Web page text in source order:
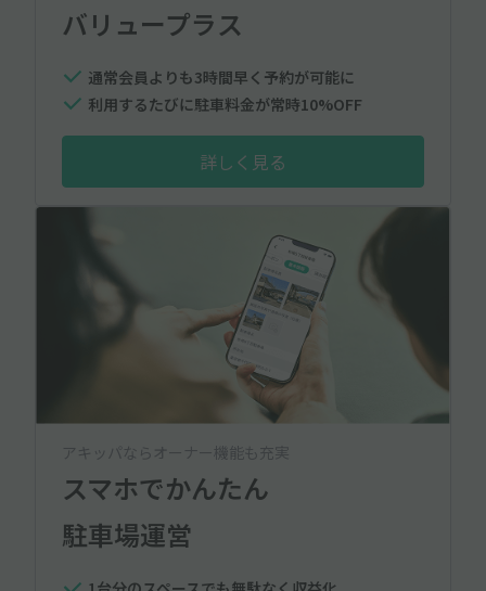
バリュープラス
通常会員よりも3時間早く予約が可能に
利用するたびに駐車料金が常時10%OFF
詳しく見る
アキッパならオーナー機能も充実
スマホでかんたん
駐車場運営